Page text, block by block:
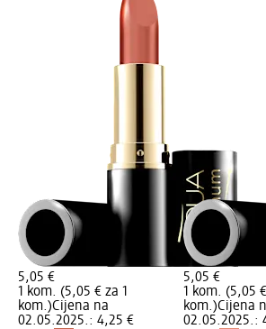
5,05 €
1 kom. (5,05 € za 1
kom.)Cijena na
02.05.2025.: 4,25 €
5,05 €
1 kom. (5,05 €
kom.)Cijena
02.05.2025.: